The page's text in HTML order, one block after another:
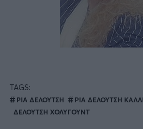
TAGS:
ΡΙΑ ΔΕΛΟΥΤΣΗ ΡΙΑ ΔΕΛΟΥΤΣΗ
ΔΕΛΟΥΤΣΗ ΧΟΛΥΓΟΥΝΤ